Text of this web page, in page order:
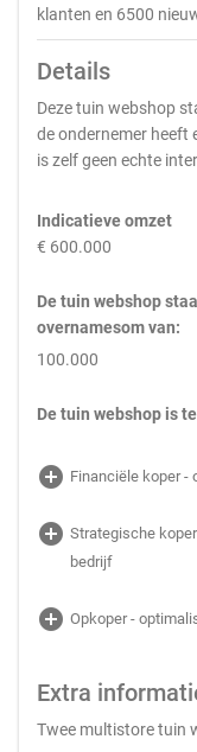
klanten en 6500
Details
Deze tuin webshop
de ondernemer heeft
is zelf geen echte
Indicatieve omzet
€ 600.000
De tuin webshop
overnamesom van:
100.000
De tuin webshop is
add_circle Financiële koper -
add_circle Strategische
bedrijf
add_circle Opkoper -
Extra
Twee multistore tuin